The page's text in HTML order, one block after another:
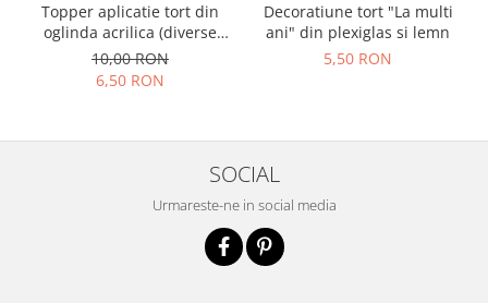
Topper aplicatie tort din
oglinda acrilica (diverse
modele) - PRODUSUL LUNII
10,00 RON
6,50 RON
Decoratiune tort "La multi
ani" din plexiglas si lemn
5,50 RON
SOCIAL
Urmareste-ne in social media